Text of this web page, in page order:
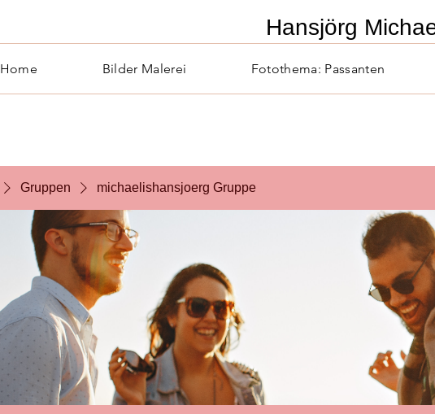
​Hansjörg
Home Bilder Malerei Fotothema: Passanten
Gruppen michaelishansjoerg Gruppe